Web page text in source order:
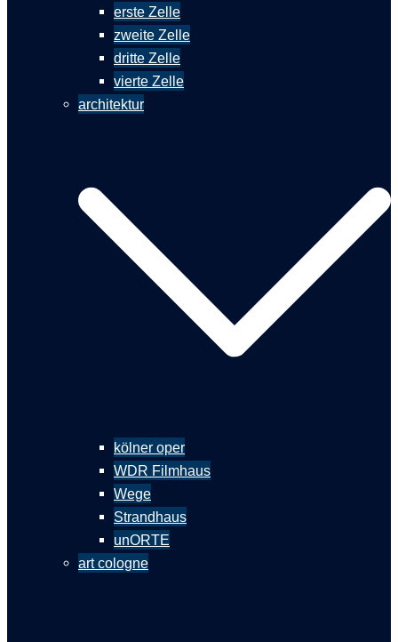
erste Zelle
zweite Zelle
dritte Zelle
vierte Zelle
architektur
kölner oper
WDR Filmhaus
Wege
Strandhaus
unORTE
art cologne